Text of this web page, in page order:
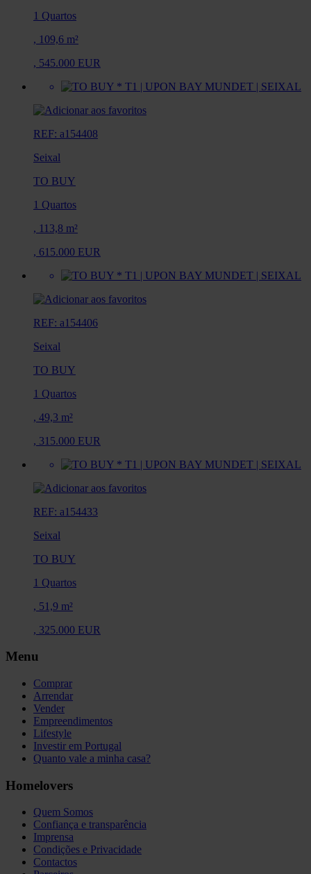
1 Quartos
, 109,6 m²
, 545.000 EUR
REF: a154408
Seixal
TO BUY
1 Quartos
, 113,8 m²
, 615.000 EUR
REF: a154406
Seixal
TO BUY
1 Quartos
, 49,3 m²
, 315.000 EUR
REF: a154433
Seixal
TO BUY
1 Quartos
, 51,9 m²
, 325.000 EUR
Menu
Comprar
Arrendar
Vender
Empreendimentos
Lifestyle
Investir em Portugal
Quanto vale a minha casa?
Homelovers
Quem Somos
Confiança e transparência
Imprensa
Condições e Privacidade
Contactos